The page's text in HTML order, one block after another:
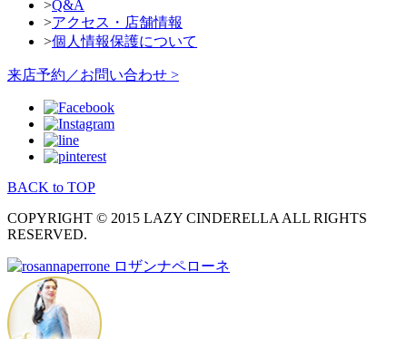
>Q&A
>アクセス・店舗情報
>個人情報保護について
来店予約／お問い合わせ >
BACK to TOP
COPYRIGHT © 2015 LAZY CINDERELLA ALL RIGHTS
RESERVED.